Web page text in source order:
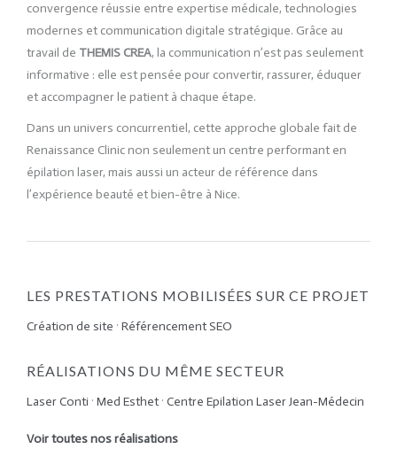
convergence réussie entre expertise médicale, technologies
modernes et communication digitale stratégique. Grâce au
travail de THEMIS CREA, la communication n’est pas seulement
informative : elle est pensée pour convertir, rassurer, éduquer
et accompagner le patient à chaque étape.
Dans un univers concurrentiel, cette approche globale fait de
Renaissance Clinic non seulement un centre performant en
épilation laser, mais aussi un acteur de référence dans
l’expérience beauté et bien-être à Nice.
LES PRESTATIONS MOBILISÉES SUR CE PROJET
Création de site · Référencement SEO
RÉALISATIONS DU MÊME SECTEUR
Laser Conti · Med Esthet · Centre Epilation Laser Jean-Médecin
Voir toutes nos réalisations